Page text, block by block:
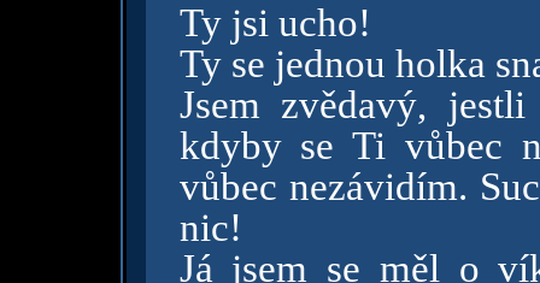
Ty jsi ucho!
Ty se jednou holka
Jsem zvědavý,
kdyby se Ti vůbec
vůbec nezávidím.
nic!
Já jsem se měl o